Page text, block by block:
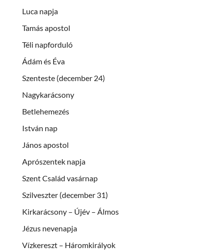
Luca napja
Tamás apostol
Téli napforduló
Ádám és Éva
Szenteste (december 24)
Nagykarácsony
Betlehemezés
István nap
János apostol
Aprószentek napja
Szent Család vasárnap
Szilveszter (december 31)
Kirkarácsony – Újév – Álmos
Jézus nevenapja
Vízkereszt – Háromkirályok